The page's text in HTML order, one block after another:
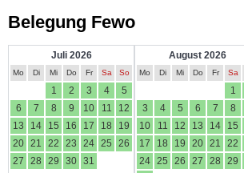
Belegung Fewo
Juli 2026
Mo Di Mi Do Fr Sa So
1 2 3 4
5
6
7 8 9 10 11
12
13
14 15 16 17 18
19
20 21 22 23 24 25
26
27
28 29 30 31
August 2026
Mo Di Mi Do Fr Sa
1
3
4 5 6 7 8
10
11 12 13 14 15
17
18 19 20 21 22
24 25 26 27 28 29